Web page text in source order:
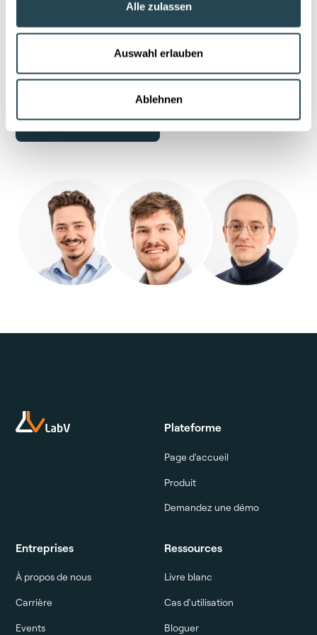
Alle zulassen
Auswahl erlauben
Ablehnen
actuelles et vous montrons comment structurer vos
données de formulation, d’essai et de projet. Un aperçu
efficace, sans engagement.
Demandez une démo
Plateforme
Page d'accueil
Produit
Demandez une démo
Entreprises
À propos de nous
Carrière
Events
Ressources
Livre blanc
Cas d'utilisation
Bloguer